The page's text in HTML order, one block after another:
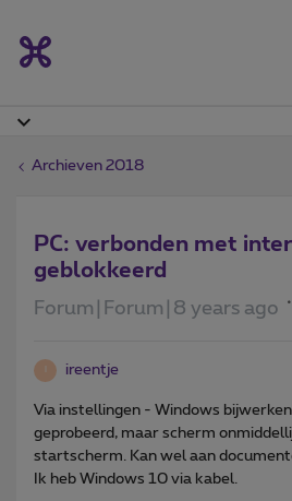
Archieven 2018
PC: verbonden met
geblokkeerd
Forum|Forum|8 years ago
ireentje
Via instellingen - Windows
geprobeerd, maar scherm
startscherm. Kan wel aan
Ik heb Windows 10 via kabel.